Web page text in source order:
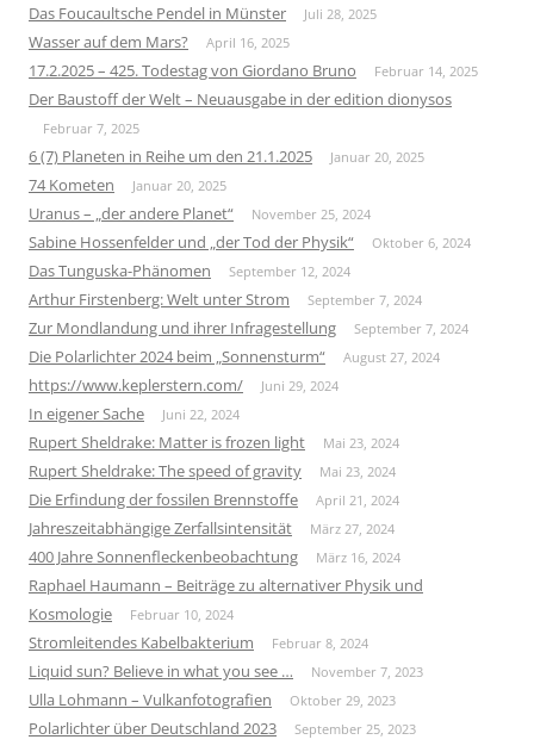
Das Foucaultsche Pendel in Münster Juli 28, 2025
Wasser auf dem Mars? April 16, 2025
17.2.2025 – 425. Todestag von Giordano Bruno Februar 14, 2025
Der Baustoff der Welt – Neuausgabe in der edition dionysos
Februar 7, 2025
6 (7) Planeten in Reihe um den 21.1.2025 Januar 20, 2025
74 Kometen Januar 20, 2025
Uranus – „der andere Planet“ November 25, 2024
Sabine Hossenfelder und „der Tod der Physik“ Oktober 6, 2024
Das Tunguska-Phänomen September 12, 2024
Arthur Firstenberg: Welt unter Strom September 7, 2024
Zur Mondlandung und ihrer Infragestellung September 7, 2024
Die Polarlichter 2024 beim „Sonnensturm“ August 27, 2024
https://www.keplerstern.com/ Juni 29, 2024
In eigener Sache Juni 22, 2024
Rupert Sheldrake: Matter is frozen light Mai 23, 2024
Rupert Sheldrake: The speed of gravity Mai 23, 2024
Die Erfindung der fossilen Brennstoffe April 21, 2024
Jahreszeitabhängige Zerfallsintensität März 27, 2024
400 Jahre Sonnenfleckenbeobachtung März 16, 2024
Raphael Haumann – Beiträge zu alternativer Physik und
Kosmologie
Februar 10, 2024
Stromleitendes Kabelbakterium Februar 8, 2024
Liquid sun? Believe in what you see … November 7, 2023
Ulla Lohmann – Vulkanfotografien Oktober 29, 2023
Polarlichter über Deutschland 2023 September 25, 2023